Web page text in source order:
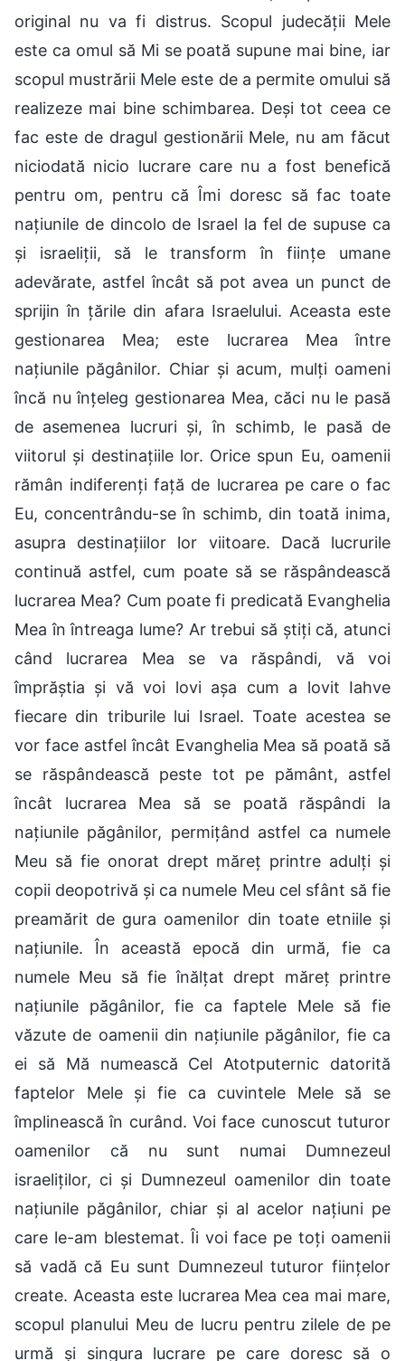
original nu va fi distrus. Scopul judecății Mele
este ca omul să Mi se poată supune mai bine, iar
scopul mustrării Mele este de a permite omului să
realizeze mai bine schimbarea. Deși tot ceea ce
fac este de dragul gestionării Mele, nu am făcut
niciodată nicio lucrare care nu a fost benefică
pentru om, pentru că Îmi doresc să fac toate
națiunile de dincolo de Israel la fel de supuse ca
și israeliții, să le transform în ființe umane
adevărate, astfel încât să pot avea un punct de
sprijin în țările din afara Israelului. Aceasta este
gestionarea Mea; este lucrarea Mea între
națiunile păgânilor. Chiar și acum, mulți oameni
încă nu înțeleg gestionarea Mea, căci nu le pasă
de asemenea lucruri și, în schimb, le pasă de
viitorul și destinațiile lor. Orice spun Eu, oamenii
rămân indiferenți față de lucrarea pe care o fac
Eu, concentrându-se în schimb, din toată inima,
asupra destinațiilor lor viitoare. Dacă lucrurile
continuă astfel, cum poate să se răspândească
lucrarea Mea? Cum poate fi predicată Evanghelia
Mea în întreaga lume? Ar trebui să știți că, atunci
când lucrarea Mea se va răspândi, vă voi
împrăștia și vă voi lovi așa cum a lovit Iahve
fiecare din triburile lui Israel. Toate acestea se
vor face astfel încât Evanghelia Mea să poată să
se răspândească peste tot pe pământ, astfel
încât lucrarea Mea să se poată răspândi la
națiunile păgânilor, permițând astfel ca numele
Meu să fie onorat drept măreț printre adulți și
copii deopotrivă și ca numele Meu cel sfânt să fie
preamărit de gura oamenilor din toate etniile și
națiunile. În această epocă din urmă, fie ca
numele Meu să fie înălțat drept măreț printre
națiunile păgânilor, fie ca faptele Mele să fie
văzute de oamenii din națiunile păgânilor, fie ca
ei să Mă numească Cel Atotputernic datorită
faptelor Mele și fie ca cuvintele Mele să se
împlinească în curând. Voi face cunoscut tuturor
oamenilor că nu sunt numai Dumnezeul
israeliților, ci și Dumnezeul oamenilor din toate
națiunile păgânilor, chiar și al acelor națiuni pe
care le-am blestemat. Îi voi face pe toți oamenii
să vadă că Eu sunt Dumnezeul tuturor ființelor
create. Aceasta este lucrarea Mea cea mai mare,
scopul planului Meu de lucru pentru zilele de pe
urmă și singura lucrare pe care doresc să o